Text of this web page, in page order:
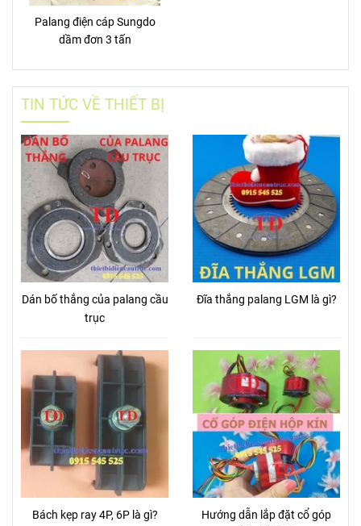
Palang điện cáp Sungdo
dầm đơn 3 tấn
TIN TỨC VỀ THIẾT BỊ
Dán bố thắng của palang cầu
trục
Đĩa thắng palang LGM là gì?
Bách kẹp ray 4P, 6P là gì?
Hướng dẫn lắp đặt cổ góp